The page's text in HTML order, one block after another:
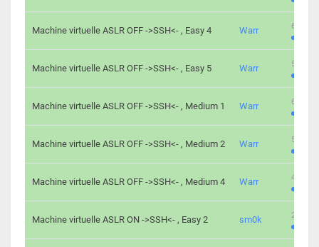
Machine virtuelle ASLR OFF ->SSH<- , Easy 4 Warr 645
Machine virtuelle ASLR OFF ->SSH<- , Easy 5 Warr 561
Machine virtuelle ASLR OFF ->SSH<- , Medium 1 Warr 605
Machine virtuelle ASLR OFF ->SSH<- , Medium 2 Warr 509
Machine virtuelle ASLR OFF ->SSH<- , Medium 4 Warr 413
Machine virtuelle ASLR ON ->SSH<- , Easy 2 sm0k 247